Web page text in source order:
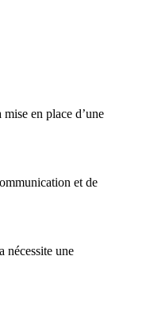
en place d’une
et de
nécessite une